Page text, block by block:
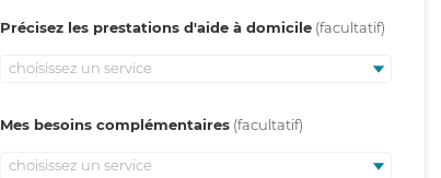
Précisez les prestations d'aide à domicile
choisissez un service
Mes besoins complémentaires
choisissez un service